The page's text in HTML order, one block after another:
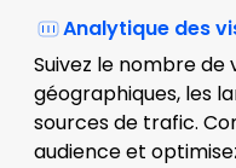
Analytique des
Suivez le nombre de
géographiques, les
sources de trafic.
audience et